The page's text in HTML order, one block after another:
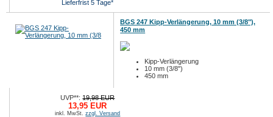
Lieferfrist 5 Tage*
BGS 247 Kipp-Verlängerung, 10 mm (3/8"),
450 mm
Kipp-Verlängerung
10 mm (3/8")
450 mm
UVP**:19,98 EUR
13,95 EUR
inkl. MwSt.zzgl. Versand